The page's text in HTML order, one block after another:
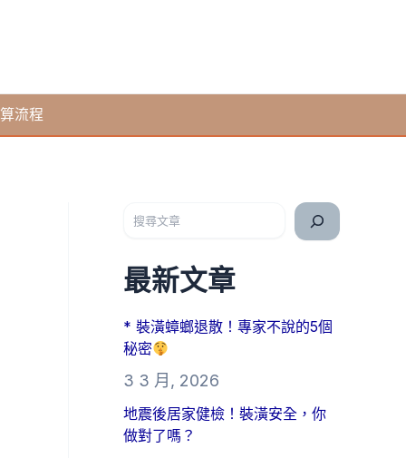
流程
最新文章
* 裝潢蟑螂退散！專家不說的5個
秘密
3 3 月, 2026
地震後居家健檢！裝潢安全，你
做對了嗎？